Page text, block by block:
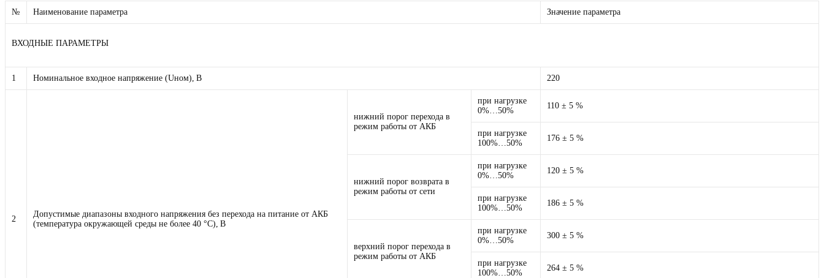
№ Наименование параметра Значение параметра
ВХОДНЫЕ ПАРАМЕТРЫ
1 Номинальное входное напряжение (Uном), В 220
2
Допустимые диапазоны входного напряжения без перехода на питание от АКБ
(температура окружающей среды не более 40 °С), В
нижний порог перехода в
режим работы от АКБ
при нагрузке
0%…50%
110 ± 5 %
при нагрузке
100%…50%
176 ± 5 %
нижний порог возврата в
режим работы от сети
при нагрузке
0%…50%
120 ± 5 %
при нагрузке
100%…50%
186 ± 5 %
верхний порог перехода в
режим работы от АКБ
при нагрузке
0%…50%
300 ± 5 %
при нагрузке
100%…50%
264 ± 5 %